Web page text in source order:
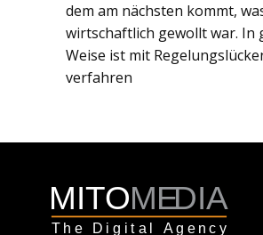
dem am nächsten kommt,
wirtschaftlich gewollt war. In
Weise ist mit
verfahren